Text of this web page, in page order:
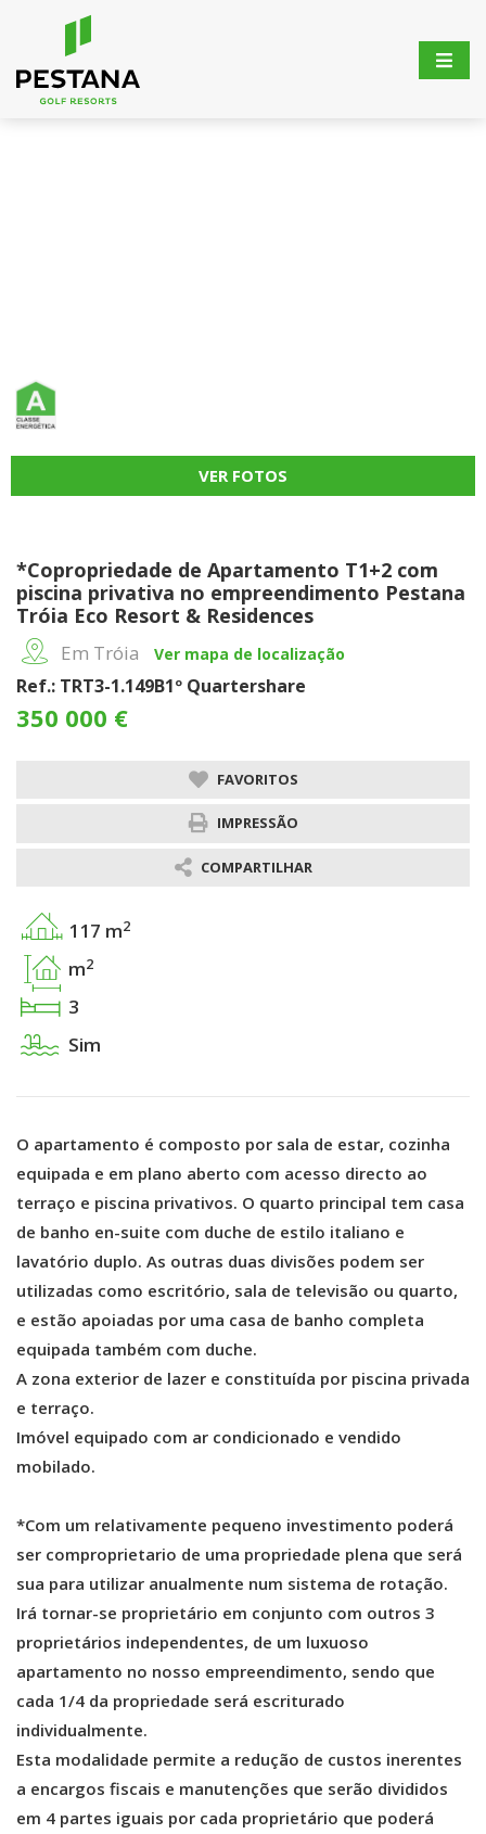
VER FOTOS
*Copropriedade de Apartamento T1+2 com
piscina privativa no empreendimento Pestana
Tróia Eco Resort & Residences
Em Tróia Ver mapa de localização
Ref.: TRT3-1.149B1º Quartershare
350 000 €
FAVORITOS
IMPRESSÃO
COMPARTILHAR
117 m2
m2
3
Sim
O apartamento é composto por sala de estar, cozinha
equipada e em plano aberto com acesso directo ao
terraço e piscina privativos. O quarto principal tem casa
de banho en-suite com duche de estilo italiano e
lavatório duplo. As outras duas divisões podem ser
utilizadas como escritório, sala de televisão ou quarto,
e estão apoiadas por uma casa de banho completa
equipada também com duche.
A zona exterior de lazer e constituída por piscina privada
e terraço.
Imóvel equipado com ar condicionado e vendido
mobilado.
*Com um relativamente pequeno investimento poderá
ser comproprietario de uma propriedade plena que será
sua para utilizar anualmente num sistema de rotação.
Irá tornar-se proprietário em conjunto com outros 3
proprietários independentes, de um luxuoso
apartamento no nosso empreendimento, sendo que
cada 1/4 da propriedade será escriturado
individualmente.
Esta modalidade permite a redução de custos inerentes
a encargos fiscais e manutenções que serão divididos
em 4 partes iguais por cada proprietário que poderá